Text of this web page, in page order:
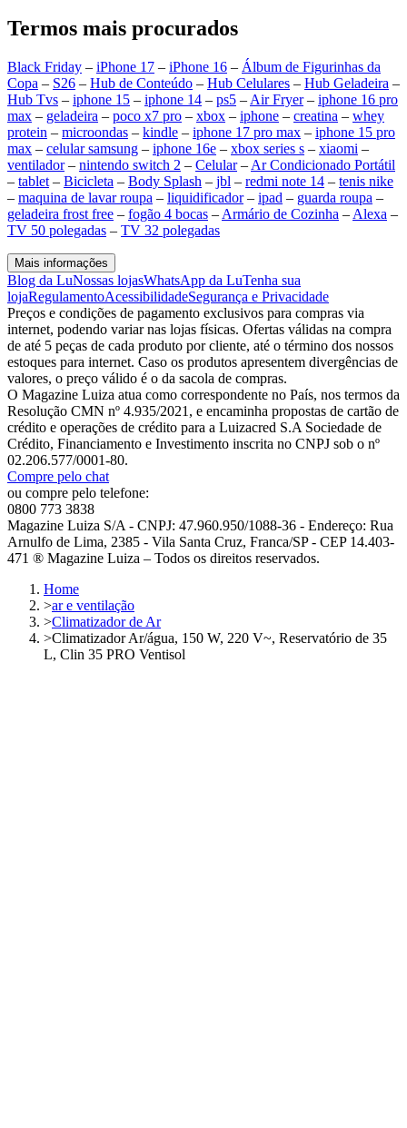
Termos mais procurados
Black Friday – iPhone 17 – iPhone 16 – Álbum de Figurinhas da
Copa – S26 – Hub de Conteúdo – Hub Celulares – Hub Geladeira –
Hub Tvs – iphone 15 – iphone 14 – ps5 – Air Fryer– iphone 16 pro
max – geladeira – poco x7 pro – xbox – iphone – creatina – whey
protein – microondas – kindle – iphone 17 pro max – iphone 15 pro
max – celular samsung – iphone 16e – xbox series s – xiaomi –
ventilador– nintendo switch 2 – Celular– Ar Condicionado Portátil
– tablet – Bicicleta – Body Splash – jbl – redmi note 14 – tenis nike
– maquina de lavar roupa – liquidificador– ipad – guarda roupa –
geladeira frost free – fogão 4 bocas – Armário de Cozinha – Alexa –
TV 50 polegadas – TV 32 polegadas
Mais informações
Blog da LuNossas lojasWhatsApp da LuTenha sua
lojaRegulamentoAcessibilidadeSegurança e Privacidade
Preços e condições de pagamento exclusivos para compras via
internet, podendo variar nas lojas físicas. Ofertas válidas na compra
de até 5 peças de cada produto por cliente, até o término dos nossos
estoques para internet. Caso os produtos apresentem divergências de
valores, o preço válido é o da sacola de compras.
O Magazine Luiza atua como correspondente no País, nos termos da
Resolução CMN nº 4.935/2021, e encaminha propostas de cartão de
crédito e operações de crédito para a Luizacred S.A Sociedade de
Crédito, Financiamento e Investimento inscrita no CNPJ sob o nº
02.206.577/0001-80.
Compre pelo chat
ou compre pelo telefone:
0800 773 3838
Magazine Luiza S/A - CNPJ: 47.960.950/1088-36 - Endereço: Rua
Arnulfo de Lima, 2385 - Vila Santa Cruz, Franca/SP - CEP 14.403-
471 ® Magazine Luiza – Todos os direitos reservados.
Home
>ar e ventilação
>Climatizador de Ar
>Climatizador Ar/água, 150 W, 220 V~, Reservatório de 35
L, Clin 35 PRO Ventisol